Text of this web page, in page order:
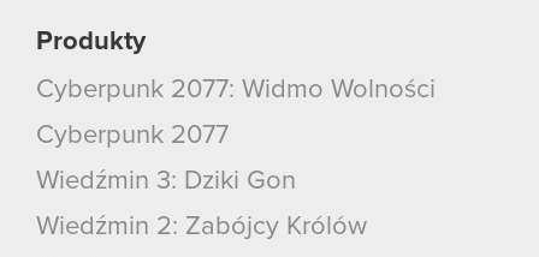
Produkty
Cyberpunk 2077: Widmo Wolności
Cyberpunk 2077
Wiedźmin 3: Dziki Gon
Wiedźmin 2: Zabójcy Królów